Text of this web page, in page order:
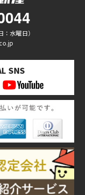
水曜日）
SNS